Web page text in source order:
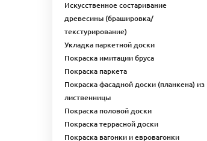
Универсальное
масло Биофа
2009 Слоновая
2044 Универсальное
твердое масло Биофа
1 л 2013 Панг
Цена 3 736
Искусственное состаривание
древесины (брашировка/
текстурирование)
Укладка паркетной доски
Покраска имитации бруса
Покраска паркета
Покраска фасадной доски (планкена) из
лиственницы
Покраска половой доски
Покраска террасной доски
Покраска вагонки и евровагонки